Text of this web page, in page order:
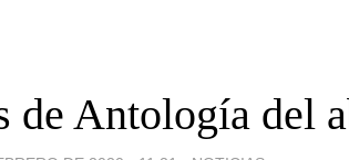
de Antología del